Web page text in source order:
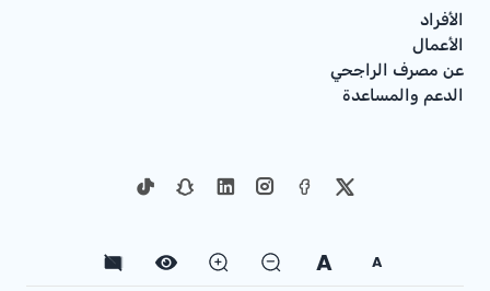
الأفراد
الأعمال
عن مصرف الراجحي
الدعم والمساعدة
A
A